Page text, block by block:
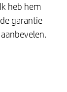
heb hem
garantie